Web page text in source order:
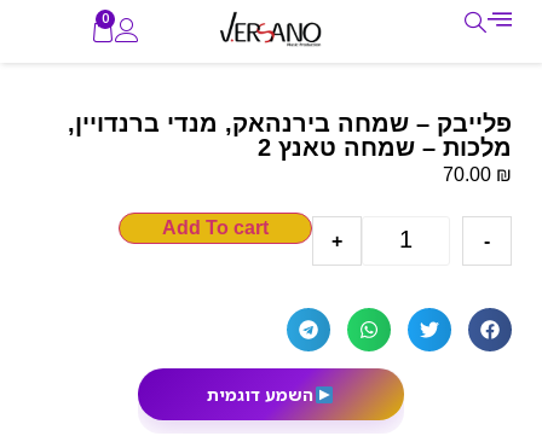
0
פלייבק – שמחה בירנהאק, מנדי ברנדויין,
מלכות – שמחה טאנץ 2
70.00 ₪
-
+
Add To cart
השמע דוגמית